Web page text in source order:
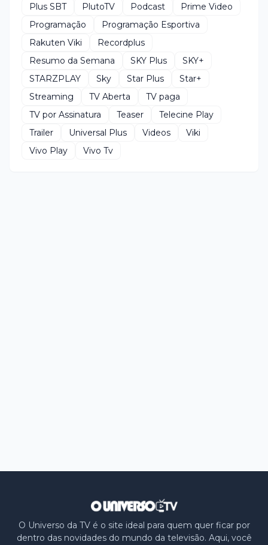
Plus SBT
PlutoTV Podcast
Prime Video
Programação
Programação Esportiva
Rakuten Viki
Recordplus
Resumo da Semana
SKY Plus
SKY+
STARZPLAY
Sky Star Plus
Star+
Streaming
TV Aberta
TV paga
TV por Assinatura
Teaser
Telecine Play
Trailer
Universal Plus Videos
Viki
Vivo Play
Vivo Tv
O Universo da TV é o site ideal para quem quer ficar por
dentro das novidades do mundo da televisão. Aqui, você